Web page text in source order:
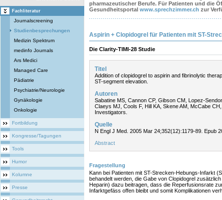
Fachliteratur
Journalscreening
Studienbesprechungen
Medizin Spektrum
medinfo Journals
Ars Medici
Managed Care
Pädiatrie
Psychiatrie/Neurologie
Gynäkologie
Onkologie
Fortbildung
Kongresse/Tagungen
Tools
Humor
Kolumne
Presse
pharmazeutischer Berufe. Für Patienten und die
Gesundheitsportal www.sprechzimmer.ch zur
Aspirin + Clopidogrel für Patienten mit ST-
Die Clarity-TIMI-28 Studie
Titel
Addition of clopidogrel to aspirin and fibrinolytic
ST-segment elevation.
Autoren
Sabatine MS, Cannon CP, Gibson CM, Lopez-
Claeys MJ, Cools F, Hill KA, Skene AM, McCabe
Investigators.
Quelle
N Engl J Med. 2005 Mar 24;352(12):1179-89. Epub
Abstract
Fragestellung
Kann bei Patienten mit ST-Strecken-Hebungs-Infarkt
behandelt werden, die Gabe von Clopidogrel
Heparin) dazu beitragen, dass die Reperfusionsrate
Infarktgefäss offen bleibt und somit Komplikationen